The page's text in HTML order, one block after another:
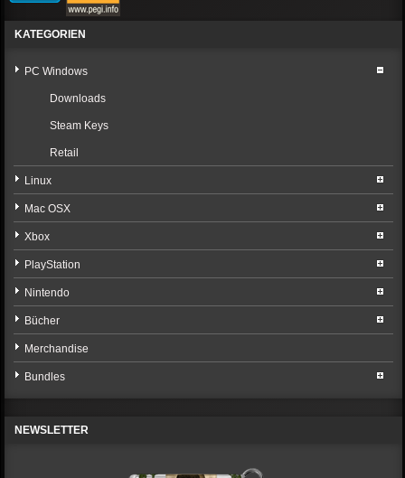
KATEGORIEN
PC Windows
Downloads
Steam Keys
Retail
Linux
Mac OSX
Xbox
PlayStation
Nintendo
Bücher
Merchandise
Bundles
NEWSLETTER